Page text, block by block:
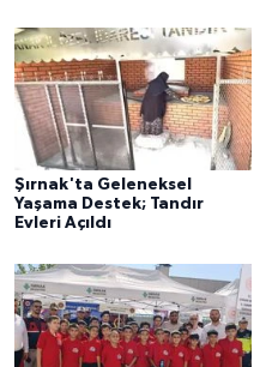
Şırnak'ta Geleneksel
Yaşama Destek; Tandır
Evleri Açıldı